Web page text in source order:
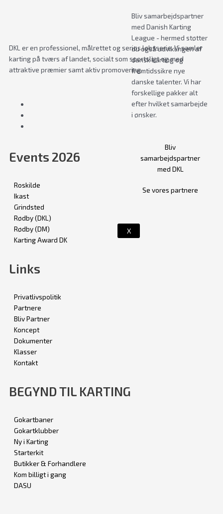
Bliv samarbejdspartner
med Danish Karting
League - hermed støtter
du også udviklingen af
dansk karting og
fremtidssikre nye
danske talenter. Vi har
forskellige pakker alt
efter hvilket samarbejde
i ønsker.
Bliv
samarbejdspartner
med DKL
Se vores partnere
X
DKL er en professionel, målrettet og seriøs løbsserie. Vi samler
karting på tværs af landet, socialt som sportsligt og med
attraktive præmier samt aktiv promovering.
Events 2026
Roskilde
Ikast
Grindsted
Rødby (DKL)
Rødby (DM)
Karting Award DK
Links
Privatlivspolitik
Partnere
Bliv Partner
Koncept
Dokumenter
Klasser
Kontakt
BEGYND TIL KARTING
Gokartbaner
Gokartklubber
Ny i Karting
Starterkit
Butikker & Forhandlere
Kom billigt i gang
DASU